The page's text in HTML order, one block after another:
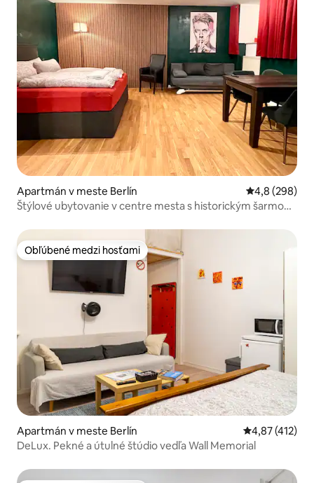
Apartmán v meste Berlín Priemerné
4,8 (298)
Štýlové ubytovanie v centre mesta s historickým šarmom
Obľúbené medzi hosťami
Obľúbené medzi hosťami
Apartmán v meste Berlín Priemerné
4,87 (412)
DeLux. Pekné a útulné štúdio vedľa Wall Memorial